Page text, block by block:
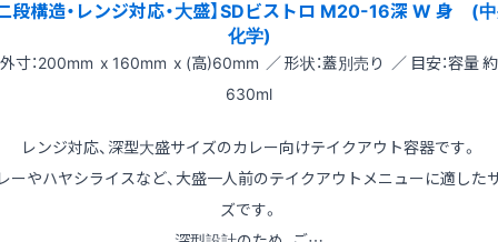
段構造・レンジ対応・大盛】SDビストロ M20-16深 W 身 (
化学)
外寸：200mm x 160mm x (高)60mm ／ 形状：蓋別売り ／ 目安：容量 約
630ml
レンジ対応、深型大盛サイズのカレー向けテイクアウト容器です。
ーやハヤシライスなど、大盛一人前のテイクアウトメニューに適した
ズです。